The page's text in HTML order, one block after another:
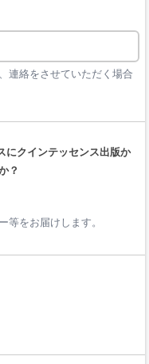
連絡をさせていただく場合
にクインテッセンス出版か
？
等をお届けします。